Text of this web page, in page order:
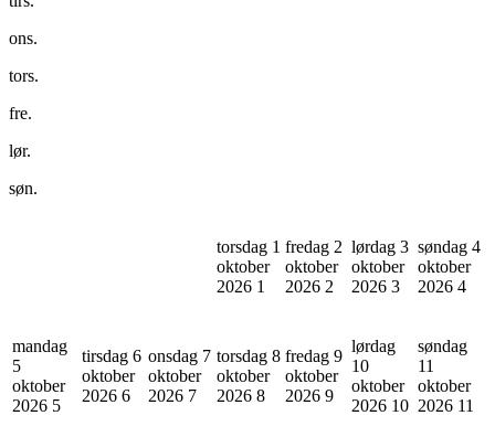
ons.
tors.
fre.
lør.
søn.
torsdag 1
oktober
2026 1
fredag 2
oktober
2026 2
lørdag 3
oktober
2026 3
søndag 4
oktober
2026 4
mandag
5
oktober
2026 5
tirsdag 6
oktober
2026 6
onsdag 7
oktober
2026 7
torsdag 8
oktober
2026 8
fredag 9
oktober
2026 9
lørdag
10
oktober
2026 10
søndag
11
oktober
2026 11